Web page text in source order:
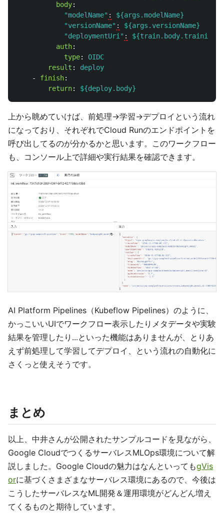
body:
"modelName" :
${args.modelName}
"versionName" :
${args.versionName}
"deploymentUri" :
auth:
type:
OIDC
result :
deploy
-
finish:
return: ${deploy.body}
上から眺めていけば、前処理→学習→デプロイという流れ
になっており、それぞれでCloud Runのエンドポイントを
呼び出してるのが分かるかと思います。このワークフロー
も、コンソール上で詳細や実行結果を確認できます。
AI Platform Pipelines（Kubeflow Pipelines）のように、
かっこいいUIでワークフロー表示したりメタデータや実験
結果を管理したり...といった機能はありませんが、とりあ
えず前処理して学習してデプロイ、という流れの自動化に
さくっと使えそうです。
まとめ
以上、中井さんが公開されたサンプルコードを見ながら、
Google CloudでつくるサーバレスMLOps環境について解
説しました。Google Cloudの魅力はなんといってもgVis
orに基づくさまざまなサーバレス環境にあるので、今後は
こうしたサーバレスなML開発＆運用環境がどんどん増え
てくるものと期待しています。